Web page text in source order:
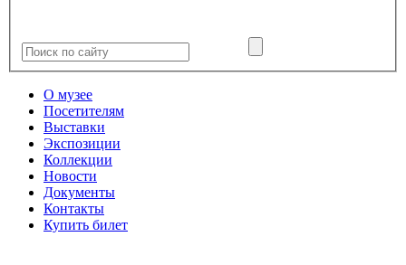
О музее
Посетителям
Выставки
Экспозиции
Коллекции
Новости
Документы
Контакты
Купить билет